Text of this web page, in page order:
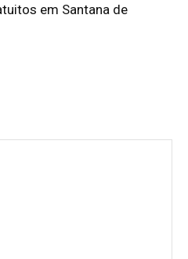
em Santana de